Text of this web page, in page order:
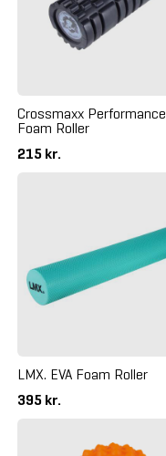
Crossmaxx Performance
Foam Roller
215 kr.
LMX. EVA Foam Roller
395 kr.